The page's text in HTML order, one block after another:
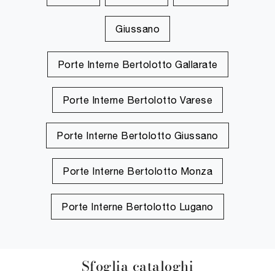
Giussano
Porte Interne Bertolotto Gallarate
Porte Interne Bertolotto Varese
Porte Interne Bertolotto Giussano
Porte Interne Bertolotto Monza
Porte Interne Bertolotto Lugano
Sfoglia cataloghi